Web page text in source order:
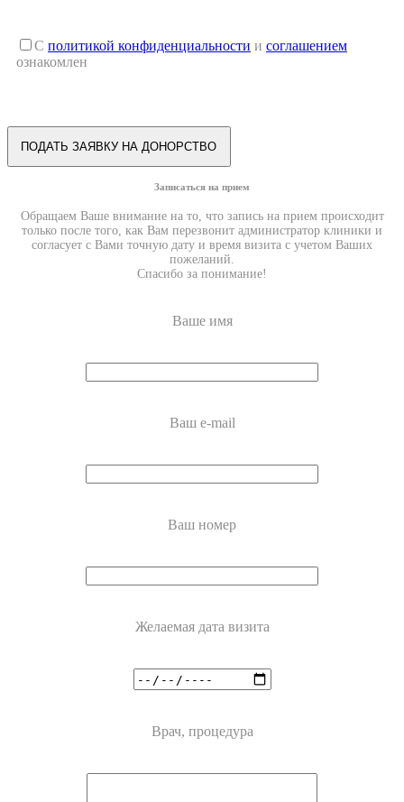
С политикой конфиденциальности и соглашением
ознакомлен
Записаться на прием
Обращаем Ваше внимание на то, что запись на прием происходит
только после того, как Вам перезвонит администратор клиники и
согласует с Вами точную дату и время визита с учетом Ваших
пожеланий.
Спасибо за понимание!
Ваше имя
Ваш e-mail
Ваш номер
Желаемая дата визита
Врач, процедура